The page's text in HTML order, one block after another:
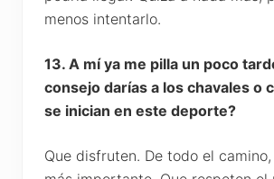
menos intentarlo.
13. A mí ya me pilla un poco
consejo darías a los chavales o
se inician en este deporte?
Que disfruten. De todo el